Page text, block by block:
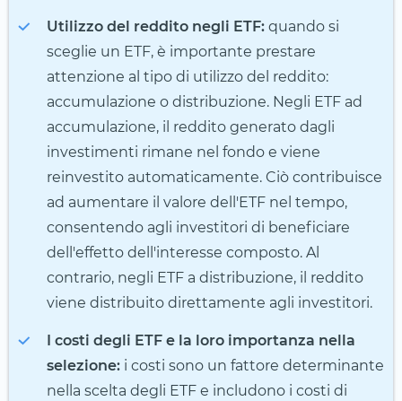
Utilizzo del reddito negli ETF: quando si
sceglie un ETF, è importante prestare
attenzione al tipo di utilizzo del reddito:
accumulazione o distribuzione. Negli ETF ad
accumulazione, il reddito generato dagli
investimenti rimane nel fondo e viene
reinvestito automaticamente. Ciò contribuisce
ad aumentare il valore dell'ETF nel tempo,
consentendo agli investitori di beneficiare
dell'effetto dell'interesse composto. Al
contrario, negli ETF a distribuzione, il reddito
viene distribuito direttamente agli investitori.
I costi degli ETF e la loro importanza nella
selezione: i costi sono un fattore determinante
nella scelta degli ETF e includono i costi di